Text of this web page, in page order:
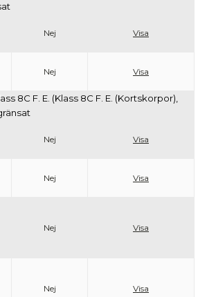
Nej Visa
Nej Visa
8C F. E. (Klass 8C F. E. (Kortskorpor),
Nej Visa
Nej Visa
Nej Visa
Nej Visa